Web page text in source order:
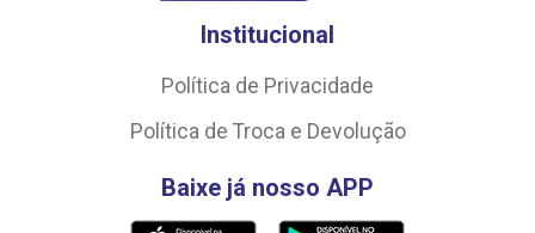
Institucional
Política de Privacidade
Política de Troca e Devolução
Baixe já nosso APP